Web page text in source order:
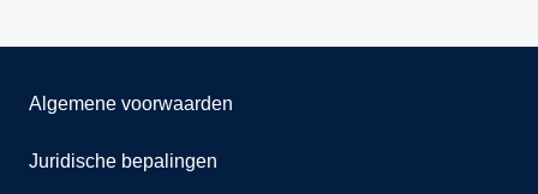
Algemene voorwaarden
Juridische bepalingen